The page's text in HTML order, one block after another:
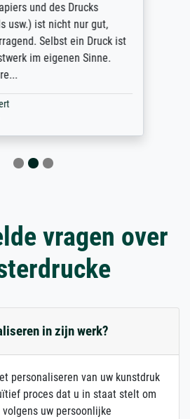
und des Drucks
usw.) ist nicht nur gut,
Selbst ein Druck ist
im eigenen Sinne.
vragen over
in zijn werk?
personaliseren van uw kunstdruk
proces dat u in staat stelt om
uw persoonlijke